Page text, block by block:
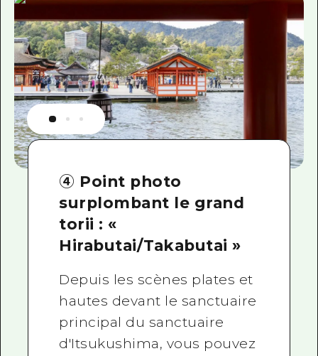
④ Point photo
surplombant le grand
torii : «
Hirabutai/Takabutai »
Depuis les scènes plates et
hautes devant le sanctuaire
principal du sanctuaire
d'Itsukushima, vous pouvez